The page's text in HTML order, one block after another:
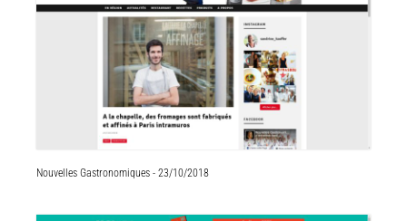
Nouvelles Gastronomiques - 23/10/2018